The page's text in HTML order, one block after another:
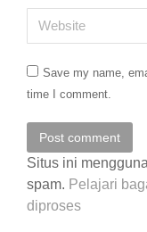
Website
Save my name,
time I comment.
Post comment
Situs ini
spam. Pelajari
diproses